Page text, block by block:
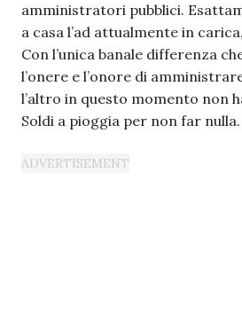
amministratori pubblici.
a casa l’ad attualmente in carica,
Con l’unica banale differenza
l’onere e l’onore di
l’altro in questo momento non
Soldi a pioggia per non far